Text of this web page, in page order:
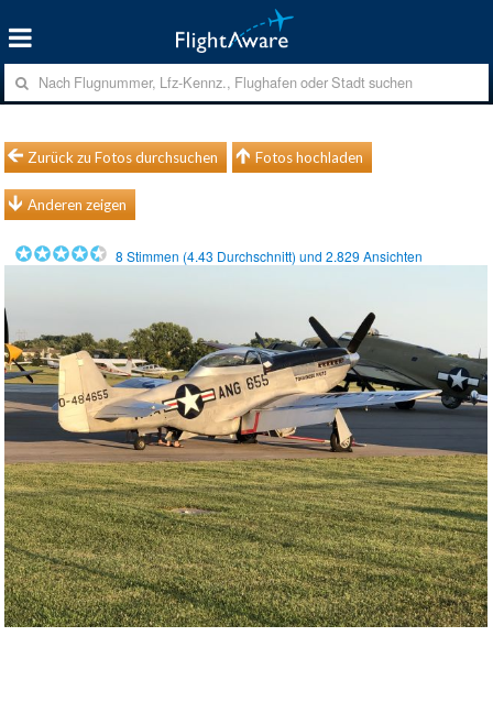
Zurück zu Fotos durchsuchen Fotos hochladen
Anderen zeigen
8 Stimmen (4.43 Durchschnitt) und2.829 Ansichten